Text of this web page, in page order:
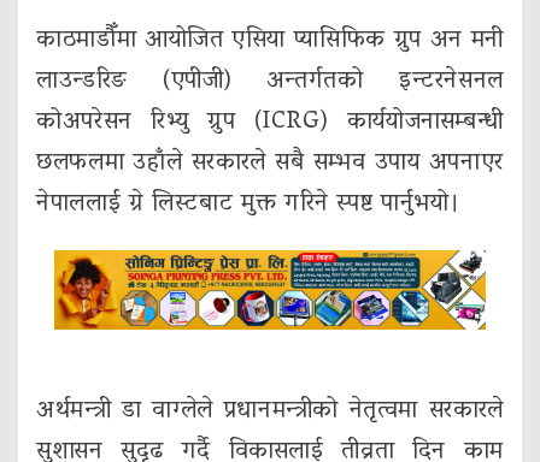
काठमाडौँमा आयोजित एसिया प्यासिफिक ग्रुप अन मनी
लाउन्डरिङ (एपीजी) अन्तर्गतको इन्टरनेसनल
कोअपरेसन रिभ्यु ग्रुप (ICRG) कार्ययोजनासम्बन्धी
छलफलमा उहाँले सरकारले सबै सम्भव उपाय अपनाएर
नेपाललाई ग्रे लिस्टबाट मुक्त गरिने स्पष्ट पार्नुभयो।
अर्थमन्त्री डा वाग्लेले प्रधानमन्त्रीको नेतृत्वमा सरकारले
सुशासन सुदृढ गर्दै विकासलाई तीव्रता दिन काम